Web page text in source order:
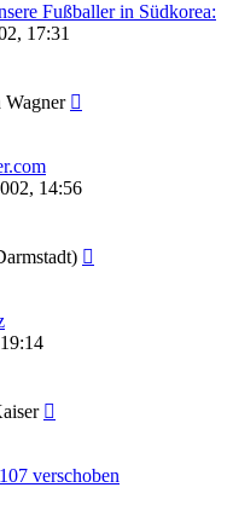
Fußballer in Südkorea:
17:31
14:56
verschoben